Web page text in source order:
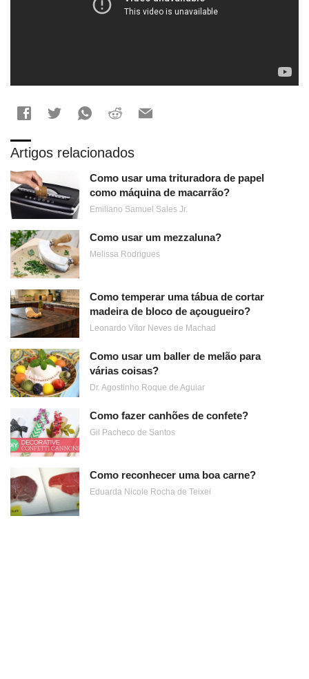
Artigos relacionados
Como usar uma trituradora de papel
como máquina de macarrão?
Emiliano Samuel Sales Jr.
Como usar um mezzaluna?
Melissa Rodrigues
Como temperar uma tábua de cortar
madeira de bloco de açougueiro?
Leonardo Vítor Neves de Machad
Como usar um baller de melão para
várias coisas?
Dr. Agostinho Roque de Aguiar
Como fazer canhões de confete?
Gil Pacheco de Santos
Como reconhecer uma boa carne?
Eduarda Nicole Rocha de Teixei